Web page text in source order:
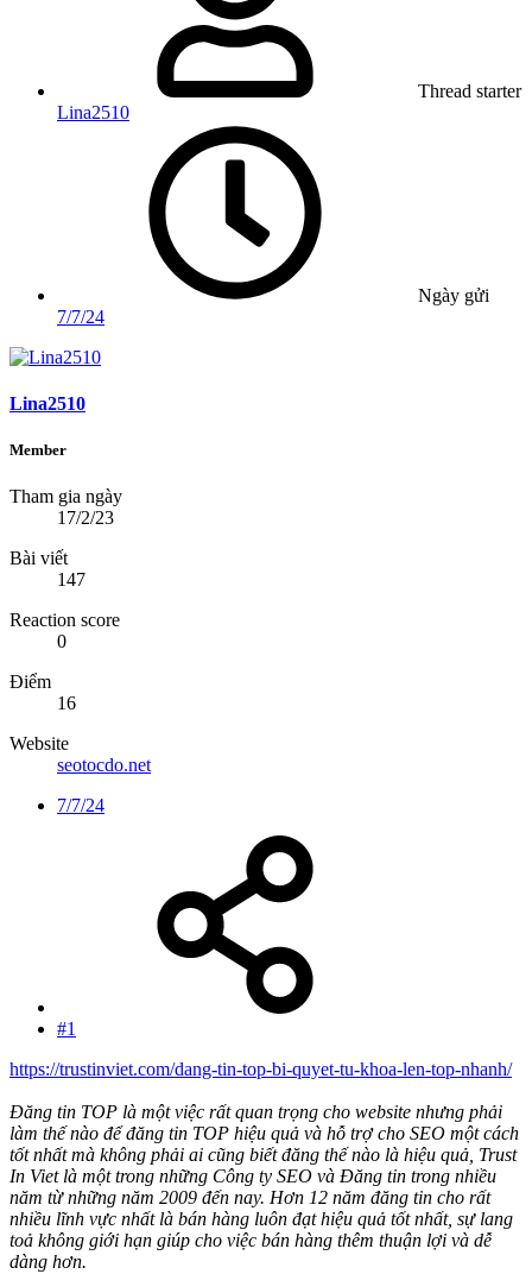
Thread starter
Lina2510
Ngày gửi
7/7/24
Lina2510
Member
Tham gia ngày
17/2/23
Bài viết
147
Reaction score
0
Điểm
16
Website
seotocdo.net
7/7/24
#1
https://trustinviet.com/dang-tin-top-bi-quyet-tu-khoa-len-top-nhanh/
Đăng tin TOP là một việc rất quan trọng cho website nhưng phải
làm thế nào để đăng tin TOP hiệu quả và hỗ trợ cho SEO một cách
tốt nhất mà không phải ai cũng biết đăng thế nào là hiệu quả, Trust
In Viet là một trong những Công ty SEO và Đăng tin trong nhiều
năm từ những năm 2009 đến nay. Hơn 12 năm đăng tin cho rất
nhiều lĩnh vực nhất là bán hàng luôn đạt hiệu quả tốt nhất, sự lang
toả không giới hạn giúp cho việc bán hàng thêm thuận lợi và dễ
dàng hơn.